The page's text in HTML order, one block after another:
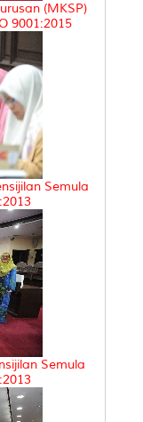
(MKSP)
9001:2015
Semula
Semula